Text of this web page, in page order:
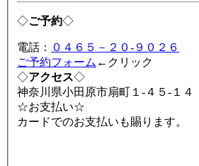
◇ご予約◇
電話： ０４６５－２０-９０２６
ご予約フォーム ←クリック
◇アクセス◇
神奈川県小田原市扇町１-４５-１
☆お支払い☆
カードでのお支払いも賜ります。